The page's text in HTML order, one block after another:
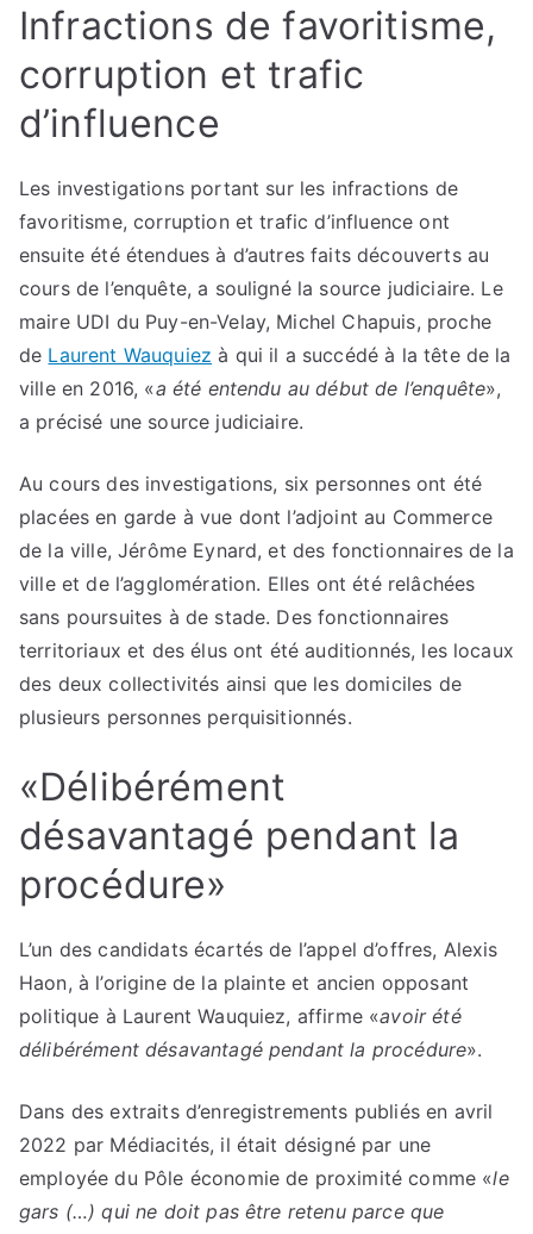
Infractions de favoritisme,
corruption et trafic
d’influence
Les investigations portant sur les infractions de
favoritisme, corruption et trafic d’influence ont
ensuite été étendues à d’autres faits découverts au
cours de l’enquête, a souligné la source judiciaire. Le
maire UDI du Puy-en-Velay, Michel Chapuis, proche
de Laurent Wauquiez à qui il a succédé à la tête de la
ville en 2016, «a été entendu au début de l’enquête»,
a précisé une source judiciaire.
Au cours des investigations, six personnes ont été
placées en garde à vue dont l’adjoint au Commerce
de la ville, Jérôme Eynard, et des fonctionnaires de la
ville et de l’agglomération. Elles ont été relâchées
sans poursuites à de stade. Des fonctionnaires
territoriaux et des élus ont été auditionnés, les locaux
des deux collectivités ainsi que les domiciles de
plusieurs personnes perquisitionnés.
«Délibérément
désavantagé pendant la
procédure»
L’un des candidats écartés de l’appel d’offres, Alexis
Haon, à l’origine de la plainte et ancien opposant
politique à Laurent Wauquiez, affirme «avoir été
délibérément désavantagé pendant la procédure».
Dans des extraits d’enregistrements publiés en avril
2022 par Médiacités, il était désigné par une
employée du Pôle économie de proximité comme «le
gars (…) qui ne doit pas être retenu parce que